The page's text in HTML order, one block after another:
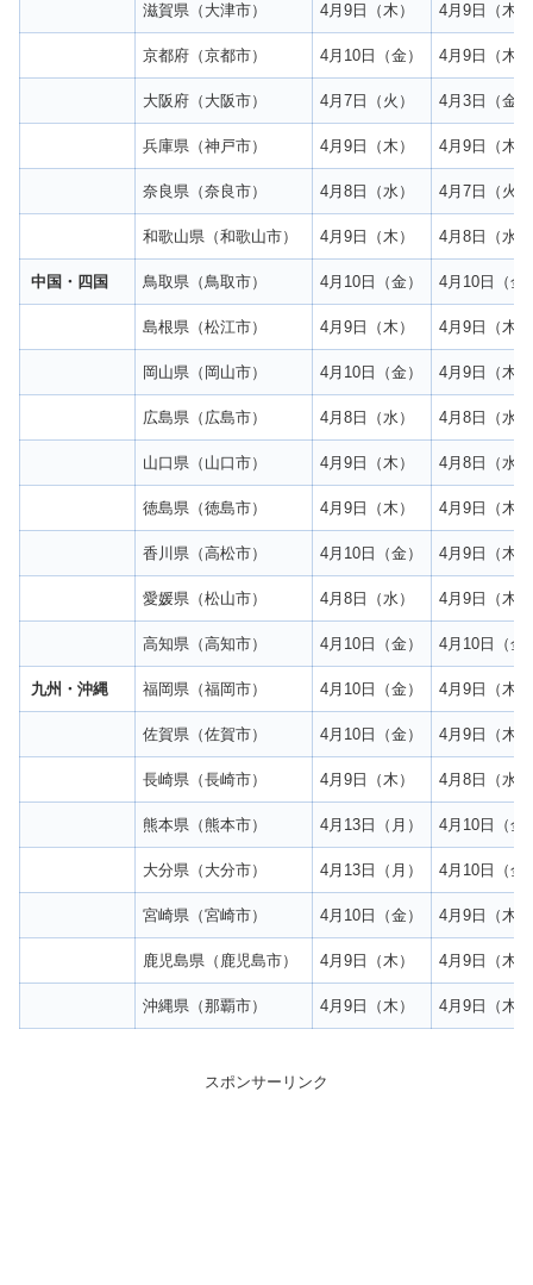
滋賀県（大津市） 4月9日（木） 4月9日（木）
京都府（京都市） 4月10日（金） 4月9日（木）
大阪府（大阪市） 4月7日（火） 4月3日（金）
兵庫県（神戸市） 4月9日（木） 4月9日（木）
奈良県（奈良市） 4月8日（水） 4月7日（火）
和歌山県（和歌山市） 4月9日（木） 4月8日（水）
中国・四国 鳥取県（鳥取市） 4月10日（金） 4月10日（金
島根県（松江市） 4月9日（木） 4月9日（木）
岡山県（岡山市） 4月10日（金） 4月9日（木）
広島県（広島市） 4月8日（水） 4月8日（水）
山口県（山口市） 4月9日（木） 4月8日（水）
徳島県（徳島市） 4月9日（木） 4月9日（木）
香川県（高松市） 4月10日（金） 4月9日（木）
愛媛県（松山市） 4月8日（水） 4月9日（木）
高知県（高知市） 4月10日（金） 4月10日（金
九州・沖縄 福岡県（福岡市） 4月10日（金） 4月9日（木）
佐賀県（佐賀市） 4月10日（金） 4月9日（木）
長崎県（長崎市） 4月9日（木） 4月8日（水）
熊本県（熊本市） 4月13日（月） 4月10日（金
大分県（大分市） 4月13日（月） 4月10日（金
宮崎県（宮崎市） 4月10日（金） 4月9日（木）
鹿児島県（鹿児島市） 4月9日（木） 4月9日（木）
沖縄県（那覇市） 4月9日（木） 4月9日（木）
スポンサーリンク